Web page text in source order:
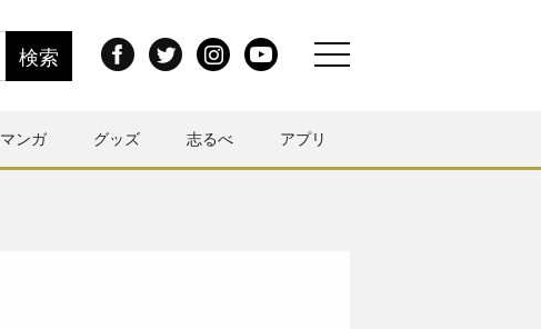
マンガ グッズ 志るべ アプリ